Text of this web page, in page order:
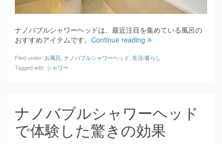
ナノバブルシャワーヘッドは、最近注目を集めている風呂の
おすすめアイテムです。 Continue reading
Filed under: お風呂 ナノバブルシャワーヘッド 生活/暮らし
Tagged with: シャワー
ナノバブルシャワーヘッド
で体験した驚きの効果